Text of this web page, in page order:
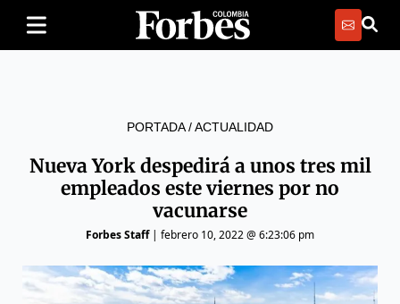
PORTADA/ACTUALIDAD
Nueva York despedirá a unos tres mil
empleados este viernes por no
vacunarse
Forbes Staff| febrero 10, 2022 @ 6:23:06 pm